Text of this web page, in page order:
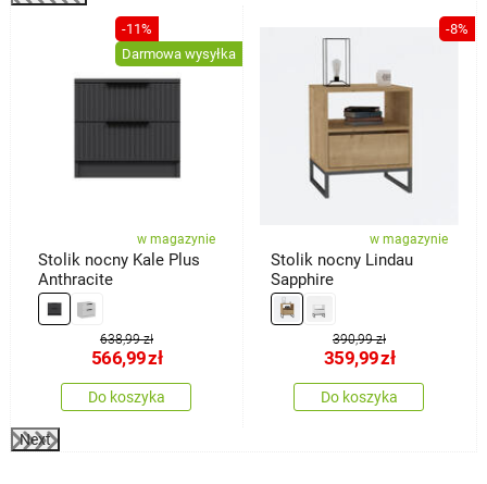
-11%
Darmowa wysyłka
w magazynie
Stolik nocny Kale Plus
Anthracite
638,99 zł
566,99zł
Do koszyka
-8%
w magazynie
Stolik nocny Lindau
Sapphire
390,99 zł
359,99zł
Do koszyka
Next